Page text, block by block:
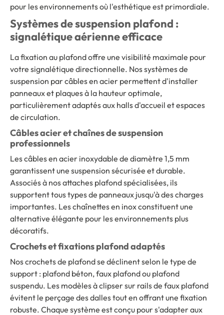
pour les environnements où l'esthétique est primordiale.
Systèmes de suspension plafond :
signalétique aérienne efficace
La fixation au plafond offre une visibilité maximale pour
votre signalétique directionnelle. Nos systèmes de
suspension par câbles en acier permettent d'installer
panneaux et plaques à la hauteur optimale,
particulièrement adaptés aux halls d'accueil et espaces
de circulation.
Câbles acier et chaînes de suspension
professionnels
Les câbles en acier inoxydable de diamètre 1,5 mm
garantissent une suspension sécurisée et durable.
Associés à nos attaches plafond spécialisées, ils
supportent tous types de panneaux jusqu'à des charges
importantes. Les chaînettes en inox constituent une
alternative élégante pour les environnements plus
décoratifs.
Crochets et fixations plafond adaptés
Nos crochets de plafond se déclinent selon le type de
support : plafond béton, faux plafond ou plafond
suspendu. Les modèles à clipser sur rails de faux plafond
évitent le perçage des dalles tout en offrant une fixation
robuste. Chaque système est conçu pour s'adapter aux